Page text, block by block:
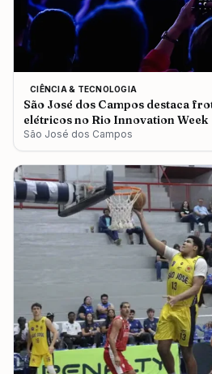
CIÊNCIA & TECNOLOGIA
São José dos Campos destaca
elétricos no Rio Innovation Week
São José dos Campos